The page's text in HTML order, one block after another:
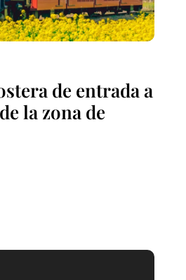
de entrada a
la zona de